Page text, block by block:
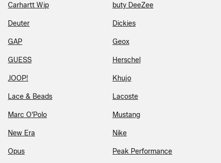
Carhartt Wip buty DeeZee
Deuter Dickies
GAP Geox
GUESS Herschel
JOOP! Khujo
Lace & Beads Lacoste
Marc O'Polo Mustang
New Era Nike
Opus Peak Performance